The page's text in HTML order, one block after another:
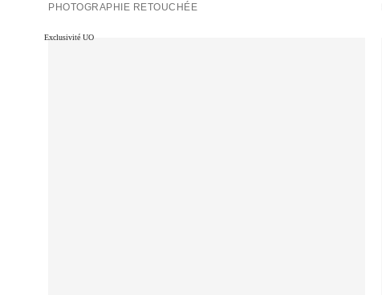
PHOTOGRAPHIE RETOUCHÉE
Exclusivité UO